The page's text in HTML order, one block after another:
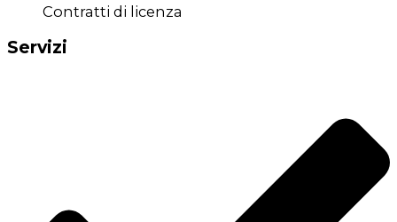
Contratti di licenza
Servizi